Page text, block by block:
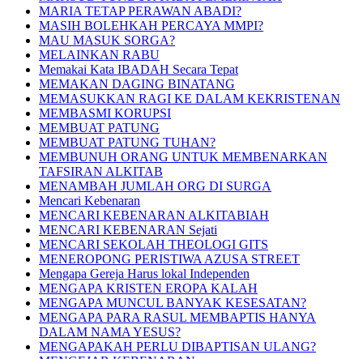
MARIA TETAP PERAWAN ABADI?
MASIH BOLEHKAH PERCAYA MMPI?
MAU MASUK SORGA?
MELAINKAN RABU
Memakai Kata IBADAH Secara Tepat
MEMAKAN DAGING BINATANG
MEMASUKKAN RAGI KE DALAM KEKRISTENAN
MEMBASMI KORUPSI
MEMBUAT PATUNG
MEMBUAT PATUNG TUHAN?
MEMBUNUH ORANG UNTUK MEMBENARKAN
TAFSIRAN ALKITAB
MENAMBAH JUMLAH ORG DI SURGA
Mencari Kebenaran
MENCARI KEBENARAN ALKITABIAH
MENCARI KEBENARAN Sejati
MENCARI SEKOLAH THEOLOGI GITS
MENEROPONG PERISTIWA AZUSA STREET
Mengapa Gereja Harus lokal Independen
MENGAPA KRISTEN EROPA KALAH
MENGAPA MUNCUL BANYAK KESESATAN?
MENGAPA PARA RASUL MEMBAPTIS HANYA
DALAM NAMA YESUS?
MENGAPAKAH PERLU DIBAPTISAN ULANG?